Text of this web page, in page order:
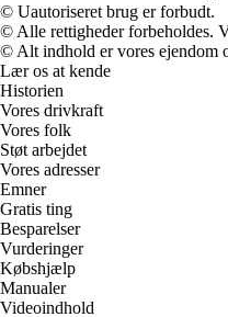
© Uautoriseret brug er forbudt.
© Alle rettigheder forbeholdes.
© Alt indhold er vores ejendom
Lær os at kende
Historien
Vores drivkraft
Vores folk
Støt arbejdet
Vores adresser
Emner
Gratis ting
Besparelser
Vurderinger
Købshjælp
Manualer
Videoindhold